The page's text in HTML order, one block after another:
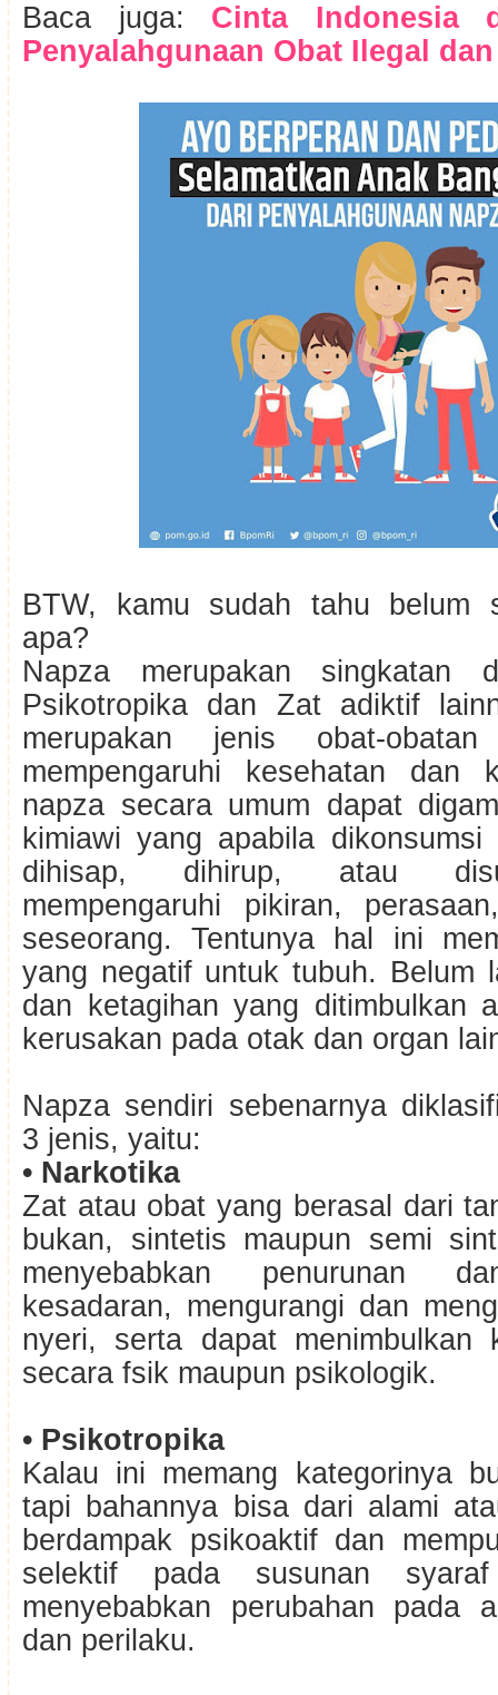
Baca juga: Cinta Indonesia
Penyalahgunaan Obat Ilegal
BTW, kamu sudah tahu belum
apa?
Napza merupakan singkatan
Psikotropika dan Zat adiktif
merupakan jenis obat-
mempengaruhi kesehatan dan
napza secara umum dapat
kimiawi yang apabila dikonsumsi
dihisap, dihirup, atau
mempengaruhi pikiran,
seseorang. Tentunya hal ini
yang negatif untuk tubuh. Belum
dan ketagihan yang ditimbulkan
kerusakan pada otak dan organ
Napza sendiri sebenarnya
3 jenis, yaitu:
• Narkotika
Zat atau obat yang berasal dari
bukan, sintetis maupun semi
menyebabkan penurunan
kesadaran, mengurangi dan
nyeri, serta dapat menimbulkan
secara fsik maupun psikologik.
• Psikotropika
Kalau ini memang kategorinya
tapi bahannya bisa dari alami
berdampak psikoaktif dan
selektif pada susunan
menyebabkan perubahan pada
dan perilaku.